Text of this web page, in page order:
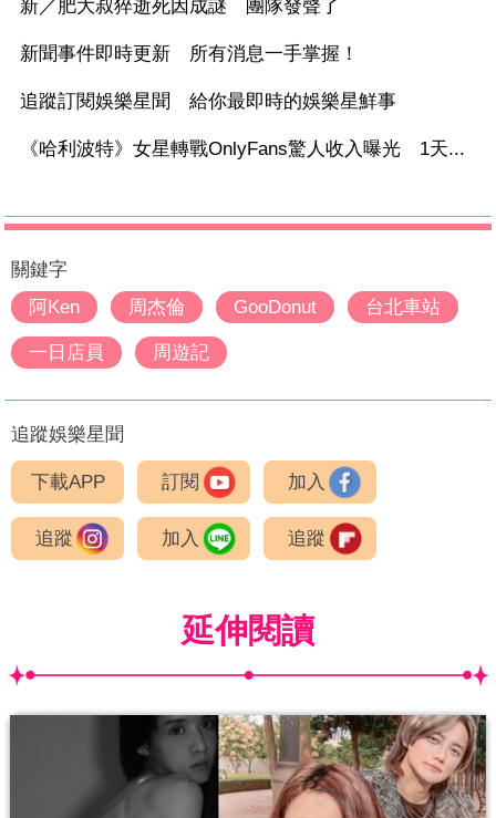
新／肥大叔猝逝死因成謎 團隊發聲了
新聞事件即時更新 所有消息一手掌握！
追蹤訂閱娛樂星聞 給你最即時的娛樂星鮮事
《哈利波特》女星轉戰OnlyFans驚人收入曝光 1天...
關鍵字
阿Ken
周杰倫 GooDonut 台北車站
一日店員 周遊記
追蹤娛樂星聞
下載APP 訂閱 加入
追蹤 加入 追蹤
延伸閱讀